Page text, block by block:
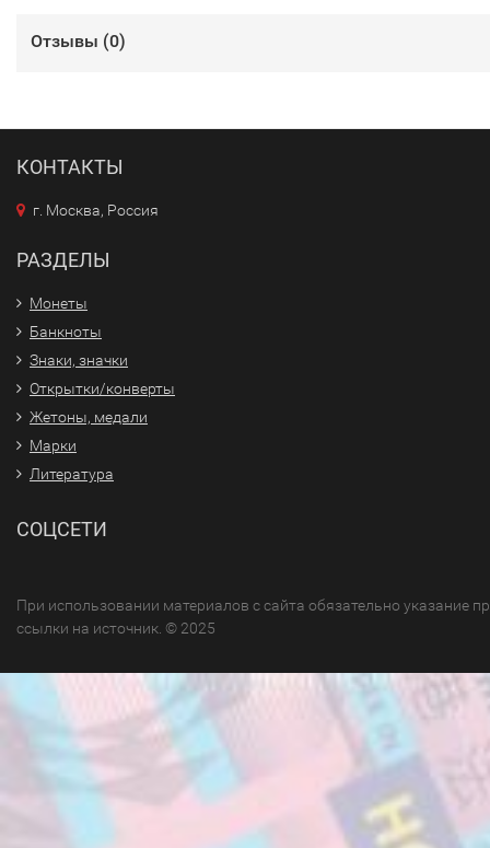
Отзывы (0)
КОНТАКТЫ
г. Москва, Россия
РАЗДЕЛЫ
Монеты
Банкноты
Знаки, значки
Открытки/конверты
Жетоны, медали
Марки
Литература
СОЦСЕТИ
При использовании материалов с сайта обязательно указание
ссылки на источник. © 2025